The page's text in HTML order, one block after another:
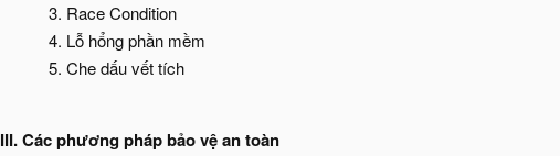
Race Condition
Lỗ hổng phần mềm
Che dấu vết tích
III. Các phương pháp bảo vệ an toàn